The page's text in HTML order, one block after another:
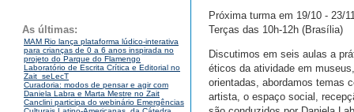
As últimas:
MAM Rio lança plataforma lúdico-interativa
para crianças de 0 a 6 anos inspirada no
projeto do Parque do Flamengo
Laboratório de Escrita Crítica e Editorial no
Zait_seLecT
Curadoria: modos de pensar e agir com
Daniela Labra e Marta Mestre no Zait
Canclini participa do webinário Emergências
Próxima turma em 19/10 - 23/
Terças das 10h-12h (Brasília)
Discutimos em seis aulas a
éticos da atividade em
orientadas, abordamos temas
artista, o espaço social,